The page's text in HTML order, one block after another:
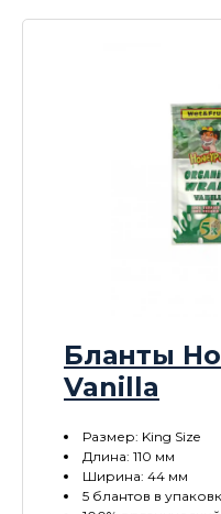
Бланты
Vanilla
Размер: King Size
Длина: 110 мм
Ширина: 44 мм
5 блантов в